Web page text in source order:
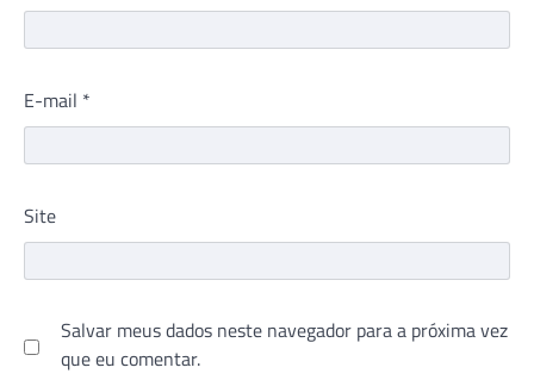
E-mail *
Site
Salvar meus dados neste navegador para a próxima vez
que eu comentar.